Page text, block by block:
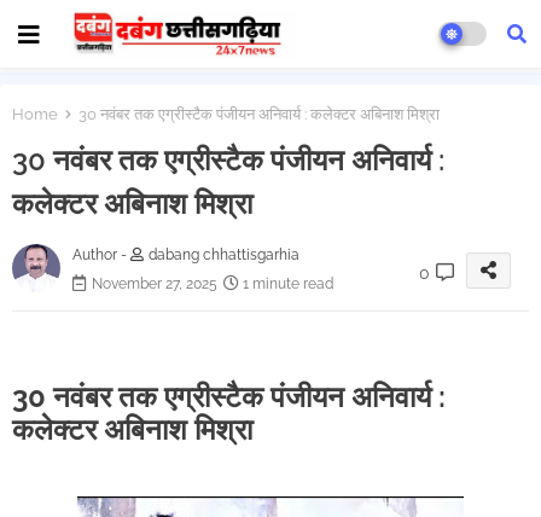
Home 30 नवंबर तक एग्रीस्टैक पंजीयन अनिवार्य : कलेक्टर अबिनाश मिश्रा
30 नवंबर तक एग्रीस्टैक पंजीयन अनिवार्य :
कलेक्टर अबिनाश मिश्रा
Author -
dabang chhattisgarhia
November 27, 2025
1 minute read
0
30 नवंबर तक एग्रीस्टैक पंजीयन अनिवार्य :
कलेक्टर अबिनाश मिश्रा